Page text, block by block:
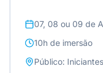
07, 08 ou 09 de
10h de imersão
Público: Iniciantes